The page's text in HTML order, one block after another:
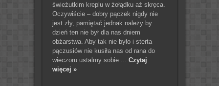
świeżutkim kreplu w żołądku aż skręca.
Oczywiście – dobry pączek nigdy nie
jest zły, pamiętać jednak należy by
dzień ten nie był dla nas dniem
obżarstwa. Aby tak nie było i sterta
pączusiów nie kusiła nas od rana do
wieczoru ustalmy sobie ... Czytaj
więcej »